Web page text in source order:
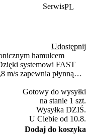
SerwisPL
Udostępnij
hamulcem
systemowi FAST
m/s zapewnia płynną
Gotowy do wysyłki
na stanie 1 szt.
Wysyłka DZIŚ.
U Ciebie od 10.8.
Dodaj do koszyka